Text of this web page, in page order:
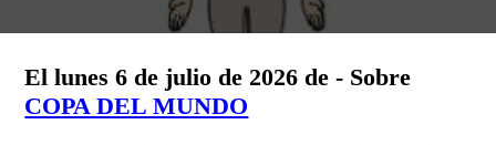
El lunes 6 de julio de 2026 de - Sobre
COPA DEL MUNDO